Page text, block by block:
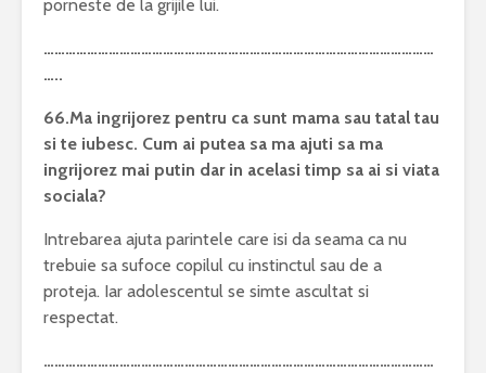
porneste de la grijile lui.
………………………………………………………………………………………………
…..
66.Ma ingrijorez pentru ca sunt mama sau tatal tau
si te iubesc. Cum ai putea sa ma ajuti sa ma
ingrijorez mai putin dar in acelasi timp sa ai si viata
sociala?
Intrebarea ajuta parintele care isi da seama ca nu
trebuie sa sufoce copilul cu instinctul sau de a
proteja. Iar adolescentul se simte ascultat si
respectat.
………………………………………………………………………………………………